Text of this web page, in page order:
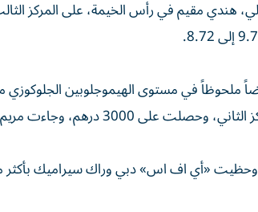
ونال مانجوماني تشيروفالي، هندي مقيم في رأس الخيمة، على المركز
إلى 6.47، وحصلت على 5000 درهم. وحلت سناء عباسي، باكستانية، في المركز الثاني،